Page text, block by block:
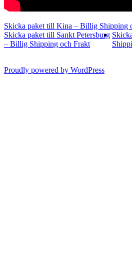
Skicka paket till Kina – Billig Shipping
Skicka paket till Sankt Petersburg
– Billig Shipping och Frakt
Proudly powered by WordPress